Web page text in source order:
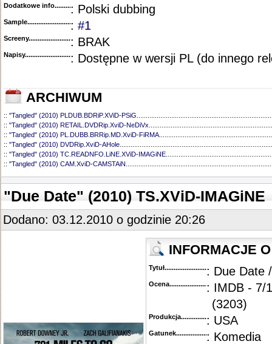
Dodatkowe info....................................
: Polski dubbing
Sample............................................
: #1
Screeny...........................................
: BRAK
Napisy............................................: Dostępne w wersji PL (do innego
ARCHIWUM
:: "Tangled" (2010) PLDUB.BDRiP.XViD-PSiG
:: "Tangled" (2010) RETAIL.DVDRip.XviD-NeDiVx
:: "Tangled" (2010) PL.DUBB.BRRip.MD.XviD-FiRMA
:: "Tangled" (2010) DVDRip.XviD-AHole
:: "Tangled" (2010) TC.READNFO.LiNE.XViD-IMAGiNE
:: "Tangled" (2010) CAM.XviD-CAMSTAiN
"Due Date" (2010) TS.XViD-IMAGiNE
Dodano: 03.12.2010 o godzinie 20:26
INFORMACJE
Tytuł............................................
: Due Date
Ocena.............................................
: IMDB - 7/
(3203)
Produkcja.........................................
: USA
Gatunek...........................................
: Komedia